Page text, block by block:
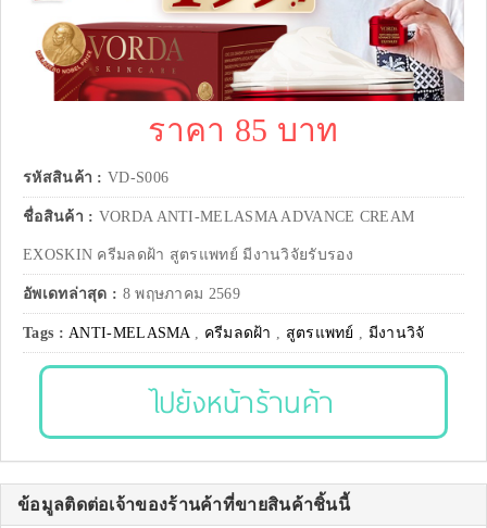
ราคา 85 บาท
รหัสสินค้า : VD-S006
ชื่อสินค้า : VORDA ANTI-MELASMA ADVANCE CREAM
EXOSKIN ครีมลดฝ้า สูตรแพทย์ มีงานวิจัยรับรอง
อัพเดทล่าสุด : 8 พฤษภาคม 2569
Tags :ANTI-MELASMA, ครีมลดฝ้า , สูตรแพทย์ , มีงานวิจั
ไปยังหน้าร้านค้า
ข้อมูลติดต่อเจ้าของร้านค้าที่ขายสินค้าชิ้นนี้